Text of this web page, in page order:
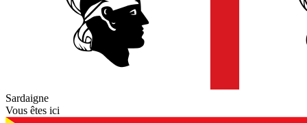
Sardaigne
Vous êtes ici